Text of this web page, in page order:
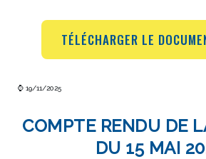
TÉLÉCHARGER LE
⌚ 19/11/2025
COMPTE RENDU DE
DU 15 MAI